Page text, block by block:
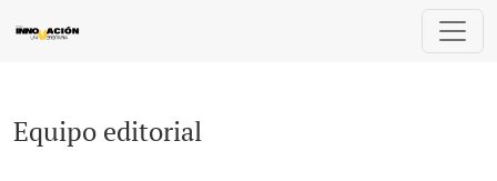
Equipo editorial